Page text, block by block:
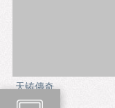
天铸傳奇